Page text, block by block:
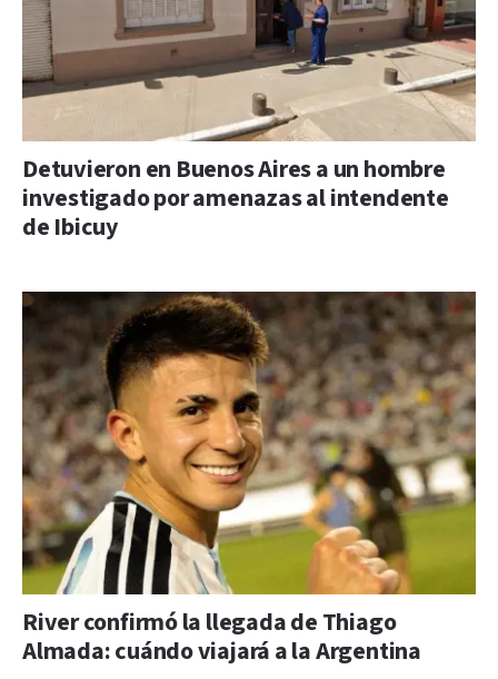
Detuvieron en Buenos Aires a un hombre
investigado por amenazas al intendente
de Ibicuy
River confirmó la llegada de Thiago
Almada: cuándo viajará a la Argentina